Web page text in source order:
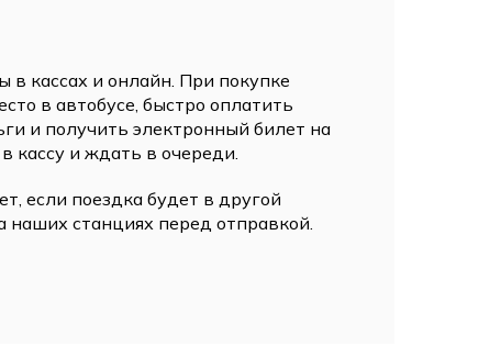
кассах и онлайн. При покупке
в автобусе, быстро оплатить
и получить электронный билет на
кассу и ждать в очереди.
если поездка будет в другой
наших станциях перед отправкой.